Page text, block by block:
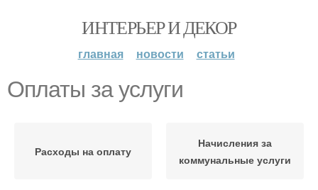
ИНТЕРЬЕР И ДЕКОР
главная новости статьи
Оплаты за услуги
Расходы на оплату
Начисления за
коммунальные услуги